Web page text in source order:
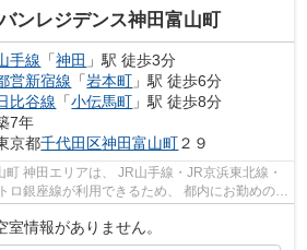
ンレジデンス神田富山町
手線 「神田 」駅 徒歩3分
営新宿線 「岩本町 」駅 徒歩6分
比谷線 「小伝馬町 」駅 徒歩8分
7年
京都千代田区神田富山町２９
北線・
ロ銀座線が利用できるため、 都内にお勤めの方
室情報がありません。